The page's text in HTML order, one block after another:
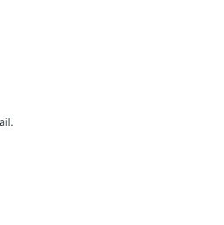
more in detail.